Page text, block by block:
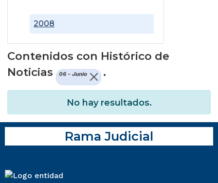
2008
Contenidos con Histórico de
Noticias
06 - Junio .
No hay resultados.
Rama Judicial